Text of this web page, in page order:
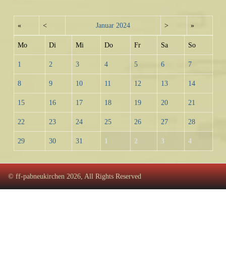
« < Januar 2024 > »
Mo Di Mi Do Fr Sa So
1 2 3 4 5 6 7
8 9 10 11 12 13 14
15 16 17 18 19 20 21
22 23 24 25 26 27 28
29 30 31 1 2 3 4
© ff-pabneukirchen 2026, All Rights Reserved